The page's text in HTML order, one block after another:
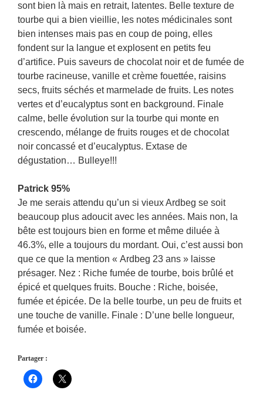
sont bien là mais en retrait, latentes. Belle texture de
tourbe qui a bien vieillie, les notes médicinales sont
bien intenses mais pas en coup de poing, elles
fondent sur la langue et explosent en petits feu
d’artifice. Puis saveurs de chocolat noir et de fumée de
tourbe racineuse, vanille et crème fouettée, raisins
secs, fruits séchés et marmelade de fruits. Les notes
vertes et d’eucalyptus sont en background. Finale
calme, belle évolution sur la tourbe qui monte en
crescendo, mélange de fruits rouges et de chocolat
noir concassé et d’eucalyptus. Extase de
dégustation… Bulleye!!!
Patrick 95%
Je me serais attendu qu’un si vieux Ardbeg se soit
beaucoup plus adoucit avec les années. Mais non, la
bête est toujours bien en forme et même diluée à
46.3%, elle a toujours du mordant. Oui, c’est aussi bon
que ce que la mention « Ardbeg 23 ans » laisse
présager. Nez : Riche fumée de tourbe, bois brûlé et
épicé et quelques fruits. Bouche : Riche, boisée,
fumée et épicée. De la belle tourbe, un peu de fruits et
une touche de vanille. Finale : D’une belle longueur,
fumée et boisée.
Partager :